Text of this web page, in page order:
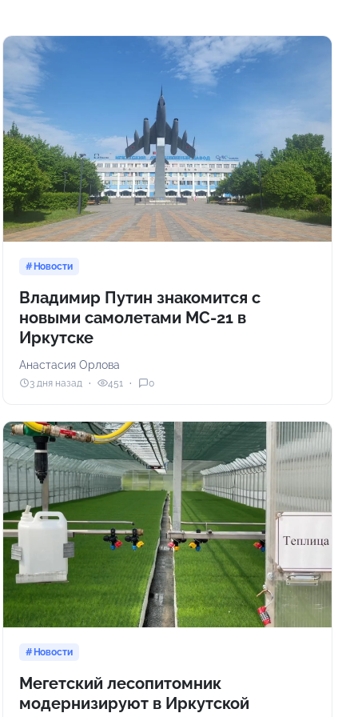
Новости
Владимир Путин знакомится с
новыми самолетами МС-21 в
Иркутске
Анастасия Орлова
3 дня назад 451 0
Новости
Мегетский лесопитомник
модернизируют в Иркутской